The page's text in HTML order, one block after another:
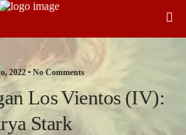
2022 • No Comments
Los Vientos (IV):
Stark